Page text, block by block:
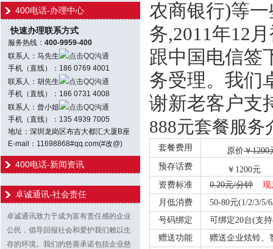
400电话-办理中心
快速办理联系方式
服务热线： 400-9959-400
联系人：马先生
点击QQ沟通
手机（直线）：186 0769 4001
联系人：胡先生
点击QQ沟通
手机（直线）：186 0731 4008
联系人：曾小姐
点击QQ沟通
手机（直线）：135 4939 7005
地址：深圳龙岗区布吉大都汇大厦B座
E-mail：11698868#qq.com(#改@)
400电话-新闻资讯
卓诚通讯-社会责任
卓诚通讯致力于成为富有责任感的企业
公民，倡导回报社会和爱护我们赖以生
存的环境。我们的慈善承诺包括企业慈
农商银行)等
务,2011年12
跟中国电信签
务受理。我们
谢新老客户支
888元套餐服务
套餐费用 原价￥1200
预存话费
￥1200元
资费标准
0.20元/分钟
现
月低消费
50-80元(1/2/3/5/
号码绑定
可绑定20台(支
赠送功能
赠送企业炫铃、